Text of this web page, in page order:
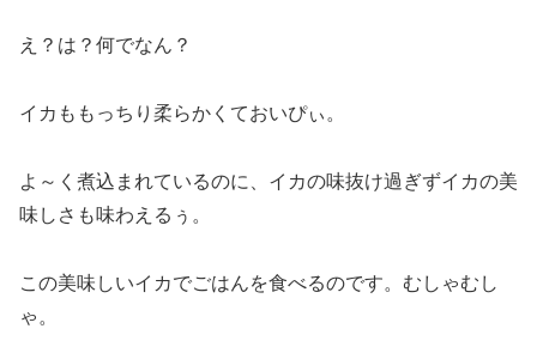
え？は？何でなん？
イカももっちり柔らかくておいぴぃ。
よ～く煮込まれているのに、イカの味抜け過ぎずイカの美
味しさも味わえるぅ。
この美味しいイカでごはんを食べるのです。むしゃむし
ゃ。